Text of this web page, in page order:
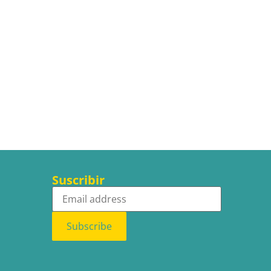
Suscribir
Subscribe